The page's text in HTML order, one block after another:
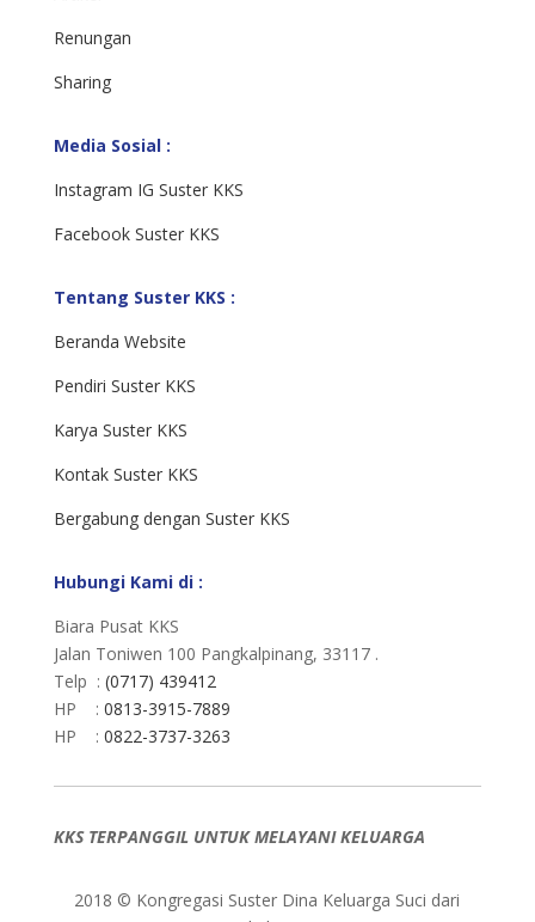
Renungan
Sharing
Media Sosial :
Instagram IG Suster KKS
Facebook Suster KKS
Tentang Suster KKS :
Beranda Website
Pendiri Suster KKS
Karya Suster KKS
Kontak Suster KKS
Bergabung dengan Suster KKS
Hubungi Kami di :
Biara Pusat KKS
Jalan Toniwen 100 Pangkalpinang, 33117 .
Telp : (0717) 439412
HP : 0813-3915-7889
HP : 0822-3737-3263
KKS TERPANGGIL UNTUK MELAYANI KELUARGA
2018 © Kongregasi Suster Dina Keluarga Suci dari